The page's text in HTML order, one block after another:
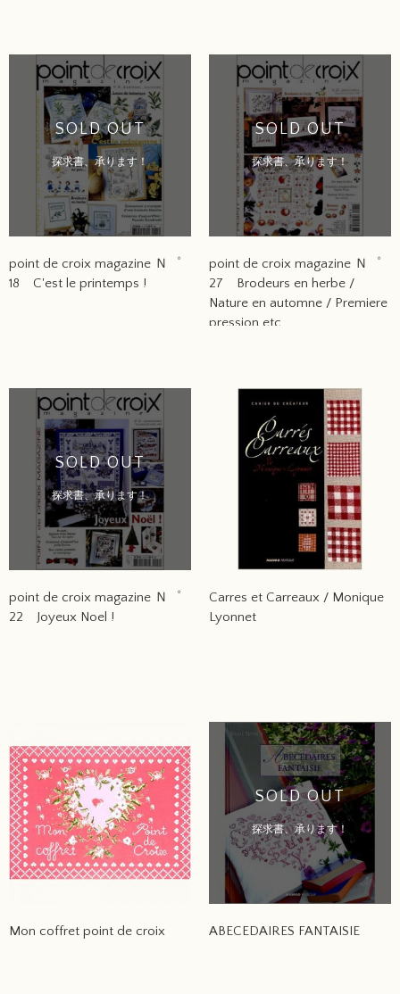
SOLD OUT
探求書、承ります！
point de croix magazine Ｎ゜
18 C'est le printemps !
SOLD OUT
探求書、承ります！
point de croix magazine Ｎ゜
27 Brodeurs en herbe /
Nature en automne / Premiere
pression etc.
SOLD OUT
探求書、承ります！
point de croix magazine Ｎ゜
22 Joyeux Noel !
Carres et Carreaux / Monique
Lyonnet
Mon coffret point de croix
SOLD OUT
探求書、承ります！
ABECEDAIRES FANTAISIE